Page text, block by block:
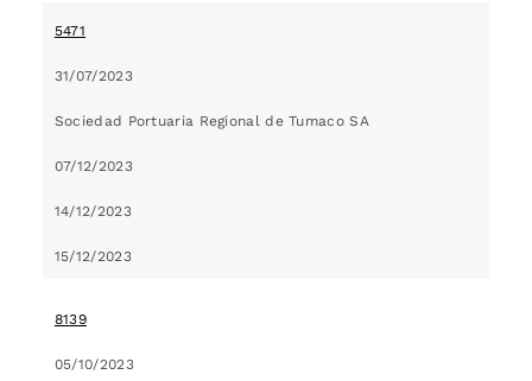
5471
31/07/2023
Sociedad Portuaria Regional de Tumaco SA
07/12/2023
14/12/2023
15/12/2023
8139
05/10/2023